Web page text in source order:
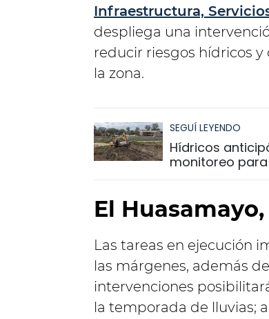
Infraestructura,
despliega una
reducir riesgos hídricos
la zona.
SEGUÍ LEYENDO
Hídricos
monitoreo
El
Las tareas en ejecución
las márgenes, además
intervenciones
la temporada de lluvias;